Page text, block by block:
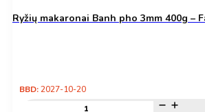
Ryžių makaronai Banh pho 3mm 400g –
BBD:2027-10-20